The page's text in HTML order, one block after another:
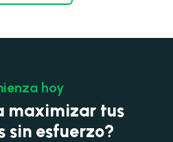
hoy
maximizar tus
sin esfuerzo?